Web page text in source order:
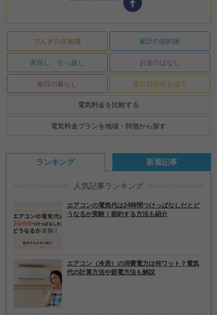
でんきの豆知識 家計の節約術
家探し・引っ越し お金のはなし
毎日の暮らし 電力自由化とは？
電気料金を比較する
電気料金プランを地域・特徴から探す
ランキング
人気記事ランキング
エアコンの電気代は24時間つけっぱなしだとど
うなるか実験！節約する方法も紹介
エアコン（冷房）の消費電力は何ワット？電気
代の計算方法や節電方法も解説
新着記事